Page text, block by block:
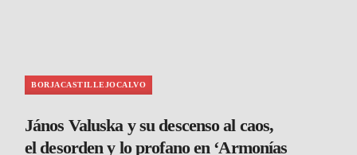
BORJACASTILLEJOCALVO
János Valuska y su descenso al caos,
el desorden y lo profano en ‘Armonías